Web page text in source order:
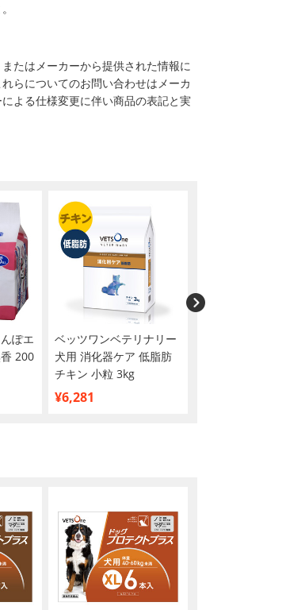
たはメーカーから提供された情報に
らについてのお問い合わせはメーカ
よる仕様変更に伴い商品の表記と実
ぽエ
200
ベッツワンベテリナリー
犬用 消化器ケア 低脂肪
チキン 小粒 3kg
¥6,281